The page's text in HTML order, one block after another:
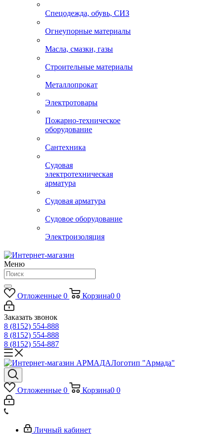
Спецодежда, обувь, СИЗ
Огнеупорные материалы
Масла, смазки, газы
Строительные материалы
Металлопрокат
Электротовары
Пожарно-техническое
оборудование
Сантехника
Судовая
электротехническая
арматура
Судовая арматура
Судовое оборудование
Электроизоляция
Меню
Отложенные 0 Корзина0 0
Заказать звонок
8 (8152) 554-888
8 (8152) 554-888
8 (8152) 554-887
Логотип "Армада"
Отложенные 0 Корзина0 0
Личный кабинет